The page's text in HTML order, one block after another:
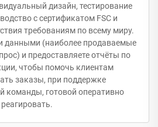
дизайн, тестирование
с сертификатом FSC и
требованиям по всему миру.
данными (наиболее продаваемые
и предоставляете отчёты по
чтобы помочь клиентам
заказы, при поддержке
команды, готовой оперативно
реагировать.